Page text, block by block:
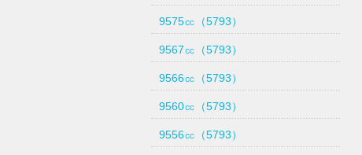
9575㏄（5793）
9567㏄（5793）
9566㏄（5793）
9560㏄（5793）
9556㏄（5793）